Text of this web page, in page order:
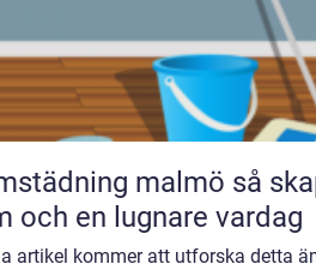
malmö så skapar du ett renare
och en lugnare vardag
artikel kommer att utforska detta